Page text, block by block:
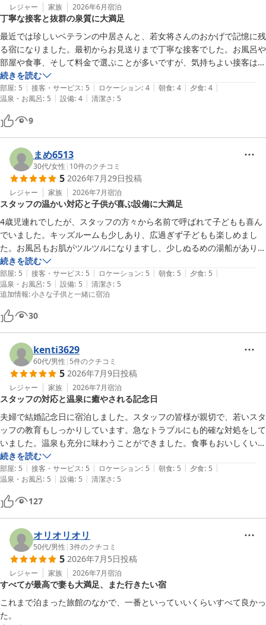
だきました事心より感謝申し上げます。今はスタッフ皆んなが、家
族のような気持ちで自然と「お帰りなさい」という気持ちでお出迎
えさせていただいております。お客様の優しい笑顔とお人柄に私共
スタッフも元気を頂いております。
お客様とご縁を頂けた事を心より感謝申し上げます。
またのご来館スタッフ一同「お帰りなさい」という気持ちで心より
お待ちしております。猛暑の中、お忙しい毎日と存じます。ご体調
にご留意の上ご活躍くださいませ。
中松屋旅館
九代目女将 土井康子
別所温泉 旅館 中松屋
2026-08-08
レジャー 家族 2026年6月宿泊
丁寧な接客と抜群の泉質に大満足
最近では珍しいベテランの中居さんと、若女将さんのおかげで記憶に残
る宿になりました。最初からお見送りまで丁寧な接客でした。お風呂や
部屋や食事、そして料金で選ぷことが多いですが、気持ちよい接客は大
切だと思います。お部屋の温泉の泉質は抜群です。大浴場でのびのびす
るのも気持ちいいですが、ここの部屋風呂は最高ですね。なんとなく選
んだ温泉地ですが、泊まってよかったお宿でした。
続きを読む
部屋: 5 | 接客・サービス: 5 | ロケーション: 4 | 朝食: 4 | 夕食: 4 |
温泉・お風呂: 5 | 設備: 4 | 清潔さ: 5
9
まめ6513
30代/女性 | 10件のクチコミ
5 2026年7月29日投稿
レジャー 家族 2026年7月宿泊
スタッフの温かい対応と子供が喜ぶ設備に大満足
4歳児連れでしたが、スタッフの方々から名前で呼ばれて子どもも喜ん
でいました。キッズルームも少しあり、広過ぎず子どもも楽しめまし
た。お風呂もお肌がツルツルになりますし、少しぬるめの湯船があり子
どもがとても気に入ったようでした。部屋でネトフリやYouTubeが見
れるのはありがたかったです。またリピートしたいです。
続きを読む
部屋: 5 | 接客・サービス: 5 | ロケーション: 5 | 朝食: 5 | 夕食: 5 |
温泉・お風呂: 5 | 設備: 5 | 清潔さ: 5
追加情報:小さな子供と一緒に宿泊
30
kenti3629
60代/男性 | 5件のクチコミ
5 2026年7月9日投稿
レジャー 家族 2026年7月宿泊
スタッフの対応と温泉に癒やされる記念日
夫婦で結婚記念日に宿泊しました。スタッフの皆様が親切で、若いスタ
ッフの教育もしっかりしています。急なトラブルにも的確な対処をして
いました。温泉も充分に味わうことができました。食事もおいしくい食
べられました。静かな景観でのんびりできました。良い従業員いる宿泊
施設にまた来たくなりました。
続きを読む
部屋: 5 | 接客・サービス: 5 | ロケーション: 5 | 朝食: 5 | 夕食: 5 |
温泉・お風呂: 5 | 設備: 5 | 清潔さ: 5
127
オリオリオリ
50代/男性 |3件のクチコミ
5 2026年7月5日投稿
レジャー 家族 2026年7月宿泊
すべてが最高で妻も大満足、また行きたい宿
これまで泊まった旅館のなかで、一番といっていいくらいすべて良かっ
た。